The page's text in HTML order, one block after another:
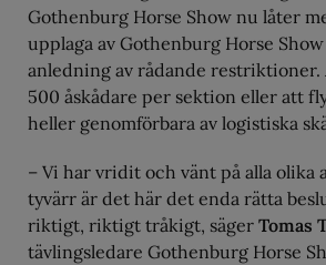
Gothenburg Horse Show nu låter
upplaga av Gothenburg Horse
anledning av rådande restriktioner.
500 åskådare per sektion eller att
heller genomförbara av logistiska
– Vi har vridit och vänt på alla olika
tyvärr är det här det enda rätta
riktigt, riktigt tråkigt, säger Tomas
tävlingsledare Gothenburg Horse